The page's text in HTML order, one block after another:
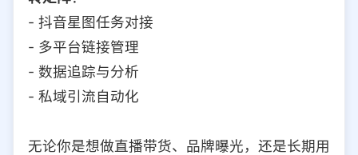
- 抖音星图任务对接
- 多平台链接管理
- 数据追踪与分析
- 私域引流自动化
无论你是想做直播带货、品牌曝光，还是长期用